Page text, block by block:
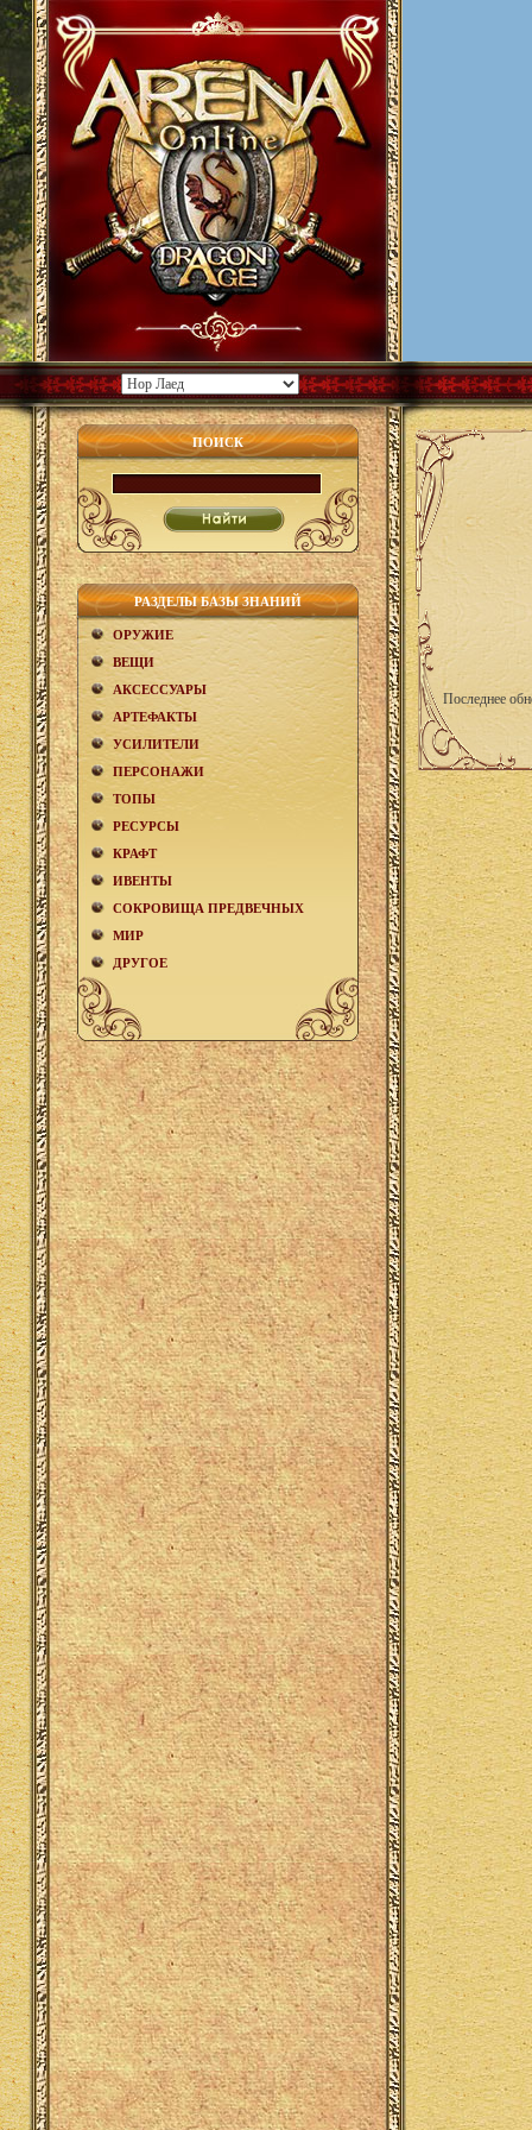
ПОИСК
РАЗДЕЛЫ БАЗЫ ЗНАНИЙ
ОРУЖИЕ
ВЕЩИ
АКCЕСCУАРЫ
АРТЕФАКТЫ
УСИЛИТЕЛИ
ПЕРСОНАЖИ
ТОПЫ
РЕСУРСЫ
КРАФТ
ИВЕНТЫ
СОКРОВИЩА ПРЕДВЕЧНЫХ
МИР
ДРУГОЕ
Последнее